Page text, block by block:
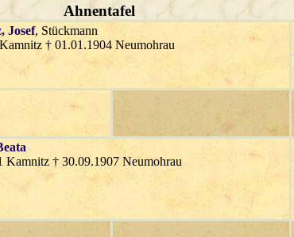
Ahnentafel
, Josef, Stückmann
† 01.01.1904 Neumohrau
Kamnitz † 30.09.1907 Neumohrau